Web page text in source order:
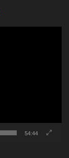
54:44